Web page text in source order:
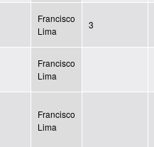
Francisco
Lima
3
Francisco
Lima
Francisco
Lima